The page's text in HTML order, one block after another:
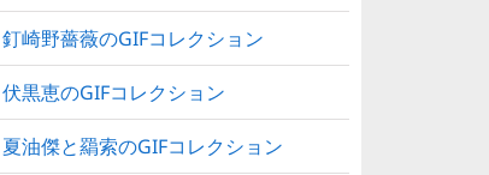
釘崎野薔薇のGIFコレクション
伏黒恵のGIFコレクション
夏油傑と羂索のGIFコレクション